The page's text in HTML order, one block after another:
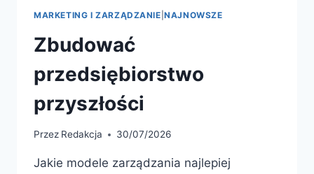
MARKETING I ZARZĄDZANIE |NAJNOWSZE
Zbudować
przedsiębiorstwo
przyszłości
Przez Redakcja 30/07/2026
Jakie modele zarządzania najlepiej